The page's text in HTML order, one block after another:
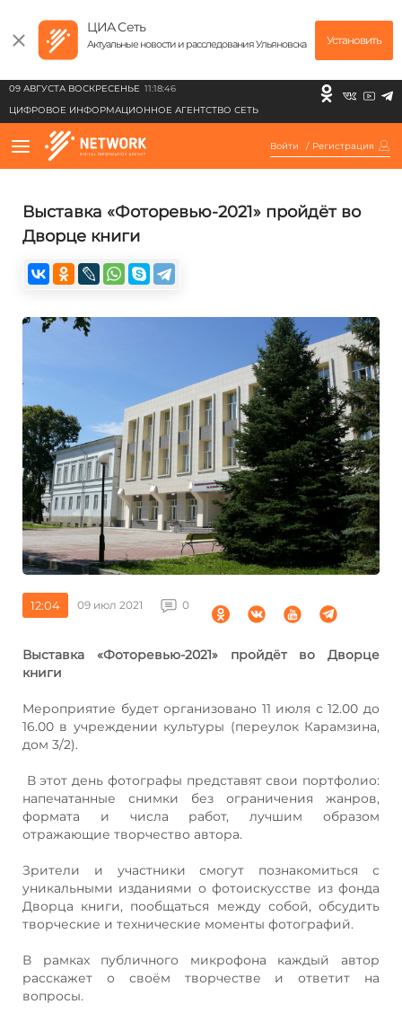
ЦИА Сеть
Актуальные новости и расследования Ульяновска Установить
09 АВГУСТА ВОСКРЕСЕНЬЕ 11:18:46
ЦИФРОВОЕ ИНФОРМАЦИОННОЕ АГЕНТСТВО СЕТЬ
Войти / Регистрация
Выставка «Фоторевью-2021» пройдёт во
Дворце книги
12:04 09 июл 2021 0
Выставка «Фоторевью-2021» пройдёт во Дворце
книги
Мероприятие будет организовано 11 июля с 12.00 до
16.00 в учреждении культуры (переулок Карамзина,
дом 3/2).
В этот день фотографы представят свои портфолио:
напечатанные снимки без ограничения жанров,
формата и числа работ, лучшим образом
отражающие творчество автора.
Зрители и участники смогут познакомиться с
уникальными изданиями о фотоискусстве из фонда
Дворца книги, пообщаться между собой, обсудить
творческие и технические моменты фотографий.
В рамках публичного микрофона каждый автор
расскажет о своём творчестве и ответит на
вопросы.